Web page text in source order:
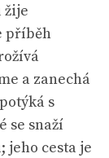
žije
příběh
a zanechá
s
se snaží
jeho cesta je